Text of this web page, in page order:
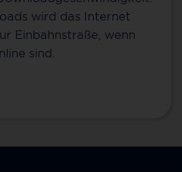
wird das Internet
Einbahnstraße, wenn
sind.